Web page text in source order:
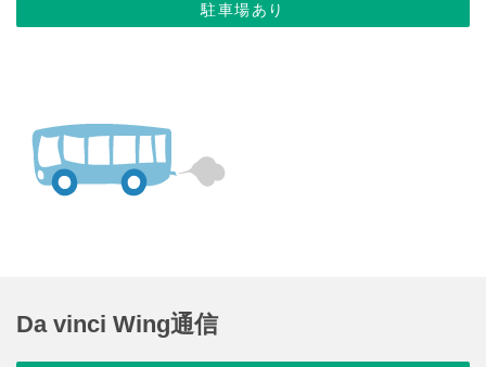
駐車場あり
Da vinci Wing通信